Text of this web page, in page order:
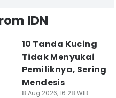
IDN
10 Tanda Kucing
Tidak Menyukai
Pemiliknya, Sering
Mendesis
8 Aug 2026, 16:28 WIB